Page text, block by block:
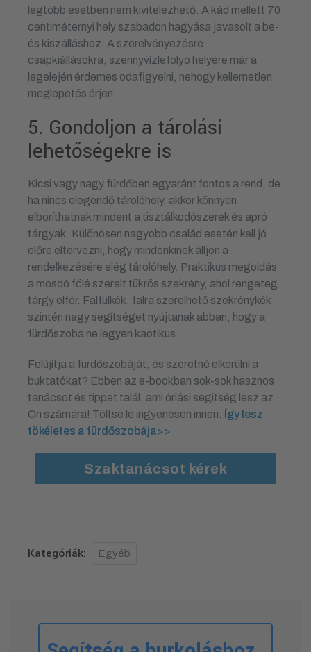
legtöbb esetben nem kivitelezhető. A kád mellett 70
centiméternyi hely szabadon hagyása javasolt a be-
és kiszálláshoz. A szerelvényezésre,
csapkiállásokra, szennyvízlefolyó helyére már a
legelején érdemes odafigyelni, nehogy kellemetlen
meglepetés érjen.
5. Gondoljon a tárolási
lehetőségekre is
Kicsi vagy nagy fürdőben egyaránt fontos a rend, de
ha nincs elegendő tárolóhely, akkor könnyen
elboríthatnak mindent a tisztálkodószerek és apró
tárgyak. Különösen nagyobb család esetén kell jó
előre eltervezni, hogy mindenkinek álljon a
rendelkezésére elég tárolóhely. Praktikus megoldás
a mosdó fölé szerelt tükrös szekrény, ahol rengeteg
tárgy elfér. Falfülkék, falra szerelhető szekrénykék
szintén nagy segítséget nyújtanak abban, hogy a
fürdőszoba ne legyen kaotikus.
Felújítja a fürdőszobáját, és szeretné elkerülni a
buktatókat? Ebben az e-bookban sok-sok hasznos
tanácsot és tippet talál, ami óriási segítség lesz az
Ön számára! Töltse le ingyenesen innen: Így lesz
tökéletes a fürdőszobája>>
Szaktanácsot kérek
Kategóriák: Egyéb